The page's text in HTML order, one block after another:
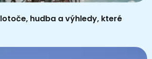
hudba a výhledy, které